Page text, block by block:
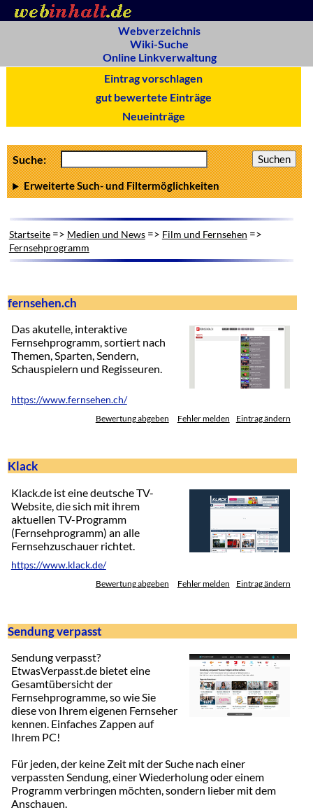
Webverzeichnis
Wiki-Suche
Online Linkverwaltung
Eintrag vorschlagen
gut bewertete Einträge
Neueinträge
Suche:
Erweiterte Such- und Filtermöglichkeiten
Startseite=> Medien und News=> Film und Fernsehen =>
Fernsehprogramm
fernsehen.ch
Das akutelle, interaktive
Fernsehprogramm, sortiert nach
Themen, Sparten, Sendern,
Schauspielern und Regisseuren.
https://www.fernsehen.ch/
Bewertung abgeben Fehler melden Eintrag ändern
Klack
Klack.de ist eine deutsche TV-
Website, die sich mit ihrem
aktuellen TV-Programm
(Fernsehprogramm) an alle
Fernsehzuschauer richtet.
https://www.klack.de/
Bewertung abgeben Fehler melden Eintrag ändern
Sendung verpasst
Sendung verpasst?
EtwasVerpasst.de bietet eine
Gesamtübersicht der
Fernsehprogramme, so wie Sie
diese von Ihrem eigenen Fernseher
kennen. Einfaches Zappen auf
Ihrem PC!
Für jeden, der keine Zeit mit der Suche nach einer
verpassten Sendung, einer Wiederholung oder einem
Programm verbringen möchten, sondern lieber mit dem
Anschauen.